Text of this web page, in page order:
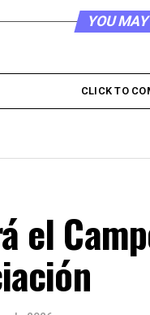
YOU
CLICK TO
el